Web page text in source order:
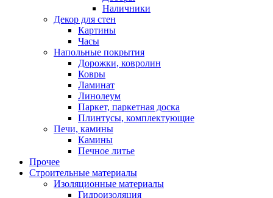
Наличники
Декор для стен
Картины
Часы
Напольные покрытия
Дорожки, ковролин
Ковры
Ламинат
Линолеум
Паркет, паркетная доска
Плинтусы, комплектующие
Печи, камины
Камины
Печное литье
Прочее
Строительные материалы
Изоляционные материалы
Гидроизоляция